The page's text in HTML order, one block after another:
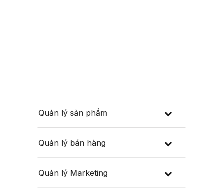
Quản lý sản phẩm
Quản lý bán hàng
Quản lý Marketing